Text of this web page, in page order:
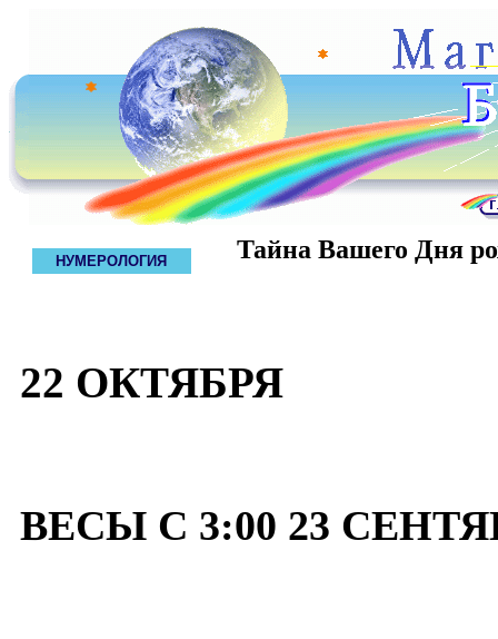
НУМЕРОЛОГИЯ Тайна Вашего Дня
22 ОКТЯБРЯ
ВЕСЫ С 3:00 23